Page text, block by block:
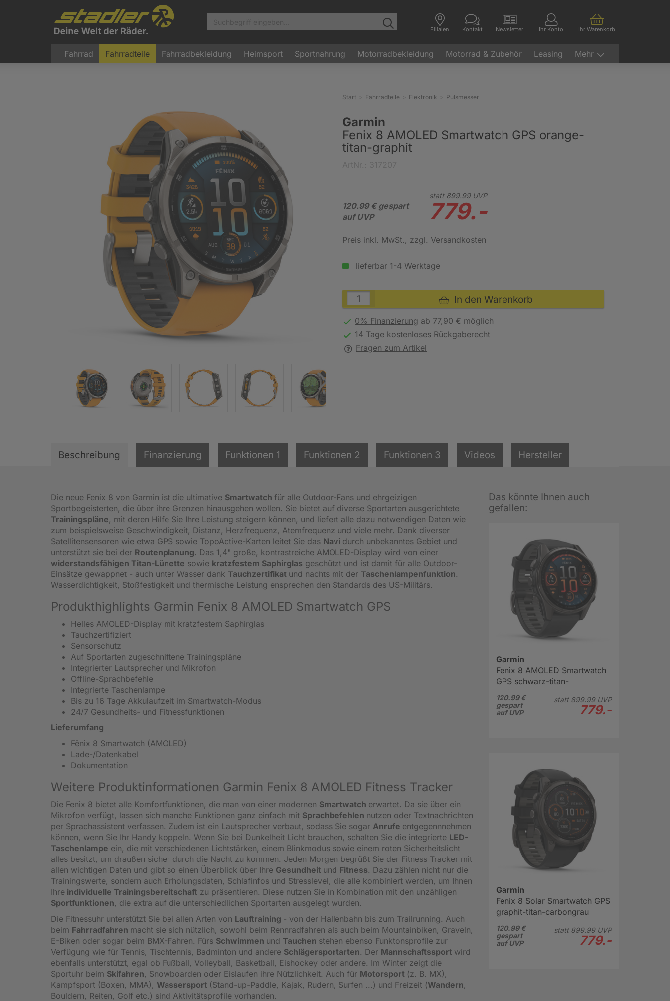
Filialen Kontakt Newsletter Ihr Konto Ihr Warenkorb
Fahrrad Fahrradteile Fahrradbekleidung Heimsport Sportnahrung Motorradbekleidung Motorrad & Zubehör Leasing Mehr
Start Fahrradteile Elektronik Pulsmesser
Garmin
Fenix 8 AMOLED Smartwatch GPS orange-
titan-graphit
120.99 € gespart
auf UVP
statt 899.99UVP
779.-
Preis inkl. MwSt., zzgl. Versandkosten
lieferbar 1-4 Werktage
In den Warenkorb
0% Finanzierung ab 77,90 € möglich
14 Tage kostenloses Rückgaberecht
Fragen zum Artikel
Beschreibung Finanzierung Funktionen 1 Funktionen 2 Funktionen 3 Videos Hersteller
Die neue Fenix 8 von Garmin ist die ultimative Smartwatch für alle Outdoor-Fans und ehrgeizigen
Sportbegeisterten, die über ihre Grenzen hinausgehen wollen. Sie bietet auf diverse Sportarten ausgerichtete
Trainingspläne, mit deren Hilfe Sie Ihre Leistung steigern können, und liefert alle dazu notwendigen Daten wie
zum beispielsweise Geschwindigkeit, Distanz, Herzfrequenz, Atemfrequenz und viele mehr. Dank diverser
Satellitensensoren wie etwa GPS sowie TopoActive-Karten leitet Sie das Navi durch unbekanntes Gebiet und
unterstützt sie bei der Routenplanung. Das 1,4" große, kontrastreiche AMOLED-Display wird von einer
widerstandsfähigen Titan-Lünette sowie kratzfestem Saphirglas geschützt und ist damit für alle Outdoor-
Einsätze gewappnet - auch unter Wasser dank Tauchzertifikat und nachts mit der Taschenlampenfunktion.
Wasserdichtigkeit, Stoßfestigkeit und thermische Leistung ensprechen den Standards des US-Militärs.
Produkthighlights Garmin Fenix 8 AMOLED Smartwatch GPS
Helles AMOLED-Display mit kratzfestem Saphirglas
Tauchzertifiziert
Sensorschutz
Auf Sportarten zugeschnittene Trainingspläne
Integrierter Lautsprecher und Mikrofon
Offline-Sprachbefehle
Integrierte Taschenlampe
Bis zu 16 Tage Akkulaufzeit im Smartwatch-Modus
24/7 Gesundheits- und Fitnessfunktionen
Lieferumfang
Fēnix 8 Smartwatch (AMOLED)
Lade-/Datenkabel
Dokumentation
Weitere Produktinformationen Garmin Fenix 8 AMOLED Fitness Tracker
Die Fenix 8 bietet alle Komfortfunktionen, die man von einer modernen Smartwatch erwartet. Da sie über ein
Mikrofon verfügt, lassen sich manche Funktionen ganz einfach mit Sprachbefehlen nutzen oder Textnachrichten
per Sprachassistent verfassen. Zudem ist ein Lautsprecher verbaut, sodass Sie sogar Anrufe entgegennnehmen
können, wenn Sie Ihr Handy koppeln. Wenn Sie bei Dunkelheit Licht brauchen, schalten Sie die integrierte LED-
Taschenlampe ein, die mit verschiedenen Lichtstärken, einem Blinkmodus sowie einem roten Sicherheitslicht
alles besitzt, um draußen sicher durch die Nacht zu kommen. Jeden Morgen begrüßt Sie der Fitness Tracker mit
allen wichtigen Daten und gibt so einen Überblick über Ihre Gesundheit und Fitness. Dazu zählen nicht nur die
Trainingswerte, sondern auch Erholungsdaten, Schlafinfos und Stresslevel, die alle kombiniert werden, um Ihnen
Ihre individuelle Trainingsbereitschaft zu präsentieren. Diese nutzen Sie in Kombination mit den unzähligen
Sportfunktionen, die extra auf die unterschiedlichen Sportarten ausgelegt wurden.
Die Fitnessuhr unterstützt Sie bei allen Arten von Lauftraining - von der Hallenbahn bis zum Trailrunning. Auch
beim Fahrradfahren macht sie sich nützlich, sowohl beim Rennradfahren als auch beim Mountainbiken, Graveln,
E-Biken oder sogar beim BMX-Fahren. Fürs Schwimmen und Tauchen stehen ebenso Funktonsprofile zur
Verfügung wie für Tennis, Tischtennis, Badminton und andere Schlägersportarten. Der Mannschaftssport wird
ebenfalls unterstützt, egal ob Fußball, Volleyball, Basketball, Eishockey oder andere. Im Winter zeigt die
Sportuhr beim Skifahren, Snowboarden oder Eislaufen ihre Nützlichkeit. Auch für Motorsport (z. B. MX),
Kampfsport (Boxen, MMA), Wassersport (Stand-up-Paddle, Kajak, Rudern, Surfen ...) und Freizeit (Wandern,
Bouldern, Reiten, Golf etc.) sind Aktivitätsprofile vorhanden.
Das könnte Ihnen auch
gefallen:
Garmin
Fenix 8 AMOLED Smartwatch
GPS schwarz-titan-
120.99 €
gespart
auf UVP
statt 899.99UVP
779.-
Garmin
Fenix 8 Solar Smartwatch GPS
graphit-titan-carbongrau
120.99 €
gespart
auf UVP
statt 899.99UVP
779.-